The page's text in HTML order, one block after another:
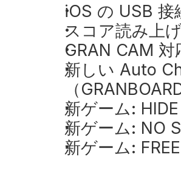
iOS の USB 接
スコア読み上
GRAN CAM 対
新しい Auto
（
新ゲーム:
新ゲーム: NO
新ゲーム: